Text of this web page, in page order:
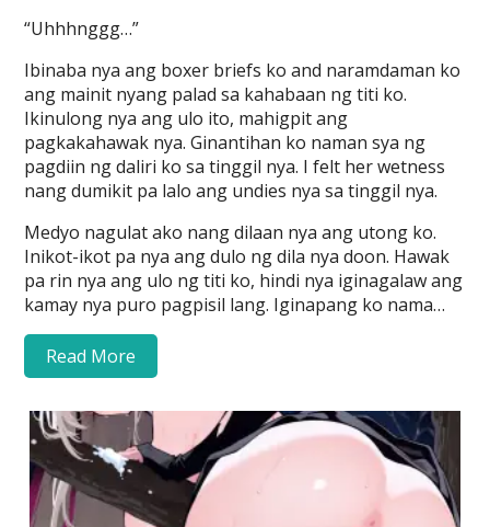
“Uhhhnggg…”
Ibinaba nya ang boxer briefs ko and naramdaman ko
ang mainit nyang palad sa kahabaan ng titi ko.
Ikinulong nya ang ulo ito, mahigpit ang
pagkakahawak nya. Ginantihan ko naman sya ng
pagdiin ng daliri ko sa tinggil nya. I felt her wetness
nang dumikit pa lalo ang undies nya sa tinggil nya.
Medyo nagulat ako nang dilaan nya ang utong ko.
Inikot-ikot pa nya ang dulo ng dila nya doon. Hawak
pa rin nya ang ulo ng titi ko, hindi nya iginagalaw ang
kamay nya puro pagpisil lang. Iginapang ko nama…
Read More